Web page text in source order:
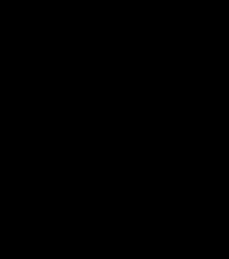
изображения на сайте, выбрала
цвета, четкая печать. В итоге, все
быстро, уточнили детали.